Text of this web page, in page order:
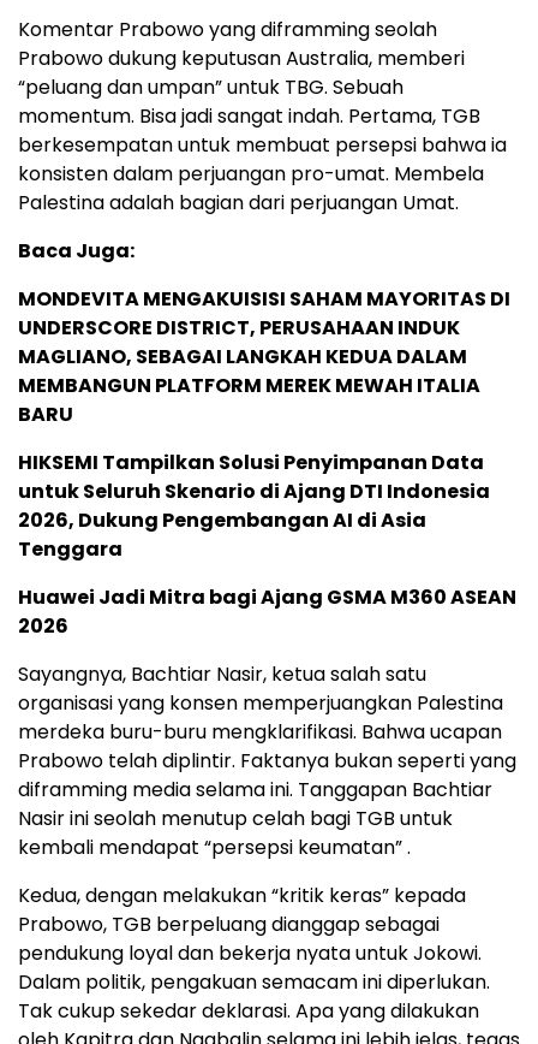
Komentar Prabowo yang diframming seolah
Prabowo dukung keputusan Australia, memberi
“peluang dan umpan” untuk TBG. Sebuah
momentum. Bisa jadi sangat indah. Pertama, TGB
berkesempatan untuk membuat persepsi bahwa ia
konsisten dalam perjuangan pro-umat. Membela
Palestina adalah bagian dari perjuangan Umat.
Baca Juga:
MONDEVITA MENGAKUISISI SAHAM MAYORITAS DI
UNDERSCORE DISTRICT, PERUSAHAAN INDUK
MAGLIANO, SEBAGAI LANGKAH KEDUA DALAM
MEMBANGUN PLATFORM MEREK MEWAH ITALIA
BARU
HIKSEMI Tampilkan Solusi Penyimpanan Data
untuk Seluruh Skenario di Ajang DTI Indonesia
2026, Dukung Pengembangan AI di Asia
Tenggara
Huawei Jadi Mitra bagi Ajang GSMA M360 ASEAN
2026
Sayangnya, Bachtiar Nasir, ketua salah satu
organisasi yang konsen memperjuangkan Palestina
merdeka buru-buru mengklarifikasi. Bahwa ucapan
Prabowo telah diplintir. Faktanya bukan seperti yang
diframming media selama ini. Tanggapan Bachtiar
Nasir ini seolah menutup celah bagi TGB untuk
kembali mendapat “persepsi keumatan” .
Kedua, dengan melakukan “kritik keras” kepada
Prabowo, TGB berpeluang dianggap sebagai
pendukung loyal dan bekerja nyata untuk Jokowi.
Dalam politik, pengakuan semacam ini diperlukan.
Tak cukup sekedar deklarasi. Apa yang dilakukan